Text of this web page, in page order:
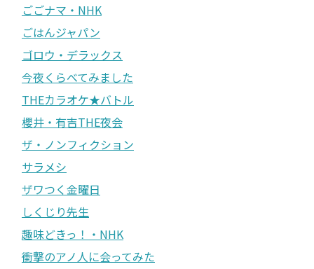
ごごナマ・NHK
ごはんジャパン
ゴロウ・デラックス
今夜くらべてみました
THEカラオケ★バトル
櫻井・有吉THE夜会
ザ・ノンフィクション
サラメシ
ザワつく金曜日
しくじり先生
趣味どきっ！・NHK
衝撃のアノ人に会ってみた